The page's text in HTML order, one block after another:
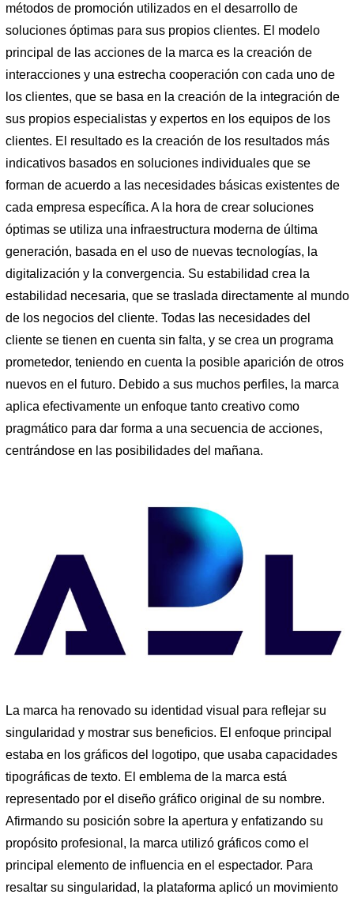
métodos de promoción utilizados en el desarrollo de
soluciones óptimas para sus propios clientes. El modelo
principal de las acciones de la marca es la creación de
interacciones y una estrecha cooperación con cada uno de
los clientes, que se basa en la creación de la integración de
sus propios especialistas y expertos en los equipos de los
clientes. El resultado es la creación de los resultados más
indicativos basados ​​en soluciones individuales que se
forman de acuerdo a las necesidades básicas existentes de
cada empresa específica. A la hora de crear soluciones
óptimas se utiliza una infraestructura moderna de última
generación, basada en el uso de nuevas tecnologías, la
digitalización y la convergencia. Su estabilidad crea la
estabilidad necesaria, que se traslada directamente al mundo
de los negocios del cliente. Todas las necesidades del
cliente se tienen en cuenta sin falta, y se crea un programa
prometedor, teniendo en cuenta la posible aparición de otros
nuevos en el futuro. Debido a sus muchos perfiles, la marca
aplica efectivamente un enfoque tanto creativo como
pragmático para dar forma a una secuencia de acciones,
centrándose en las posibilidades del mañana.
La marca ha renovado su identidad visual para reflejar su
singularidad y mostrar sus beneficios. El enfoque principal
estaba en los gráficos del logotipo, que usaba capacidades
tipográficas de texto. El emblema de la marca está
representado por el diseño gráfico original de su nombre.
Afirmando su posición sobre la apertura y enfatizando su
propósito profesional, la marca utilizó gráficos como el
principal elemento de influencia en el espectador. Para
resaltar su singularidad, la plataforma aplicó un movimiento